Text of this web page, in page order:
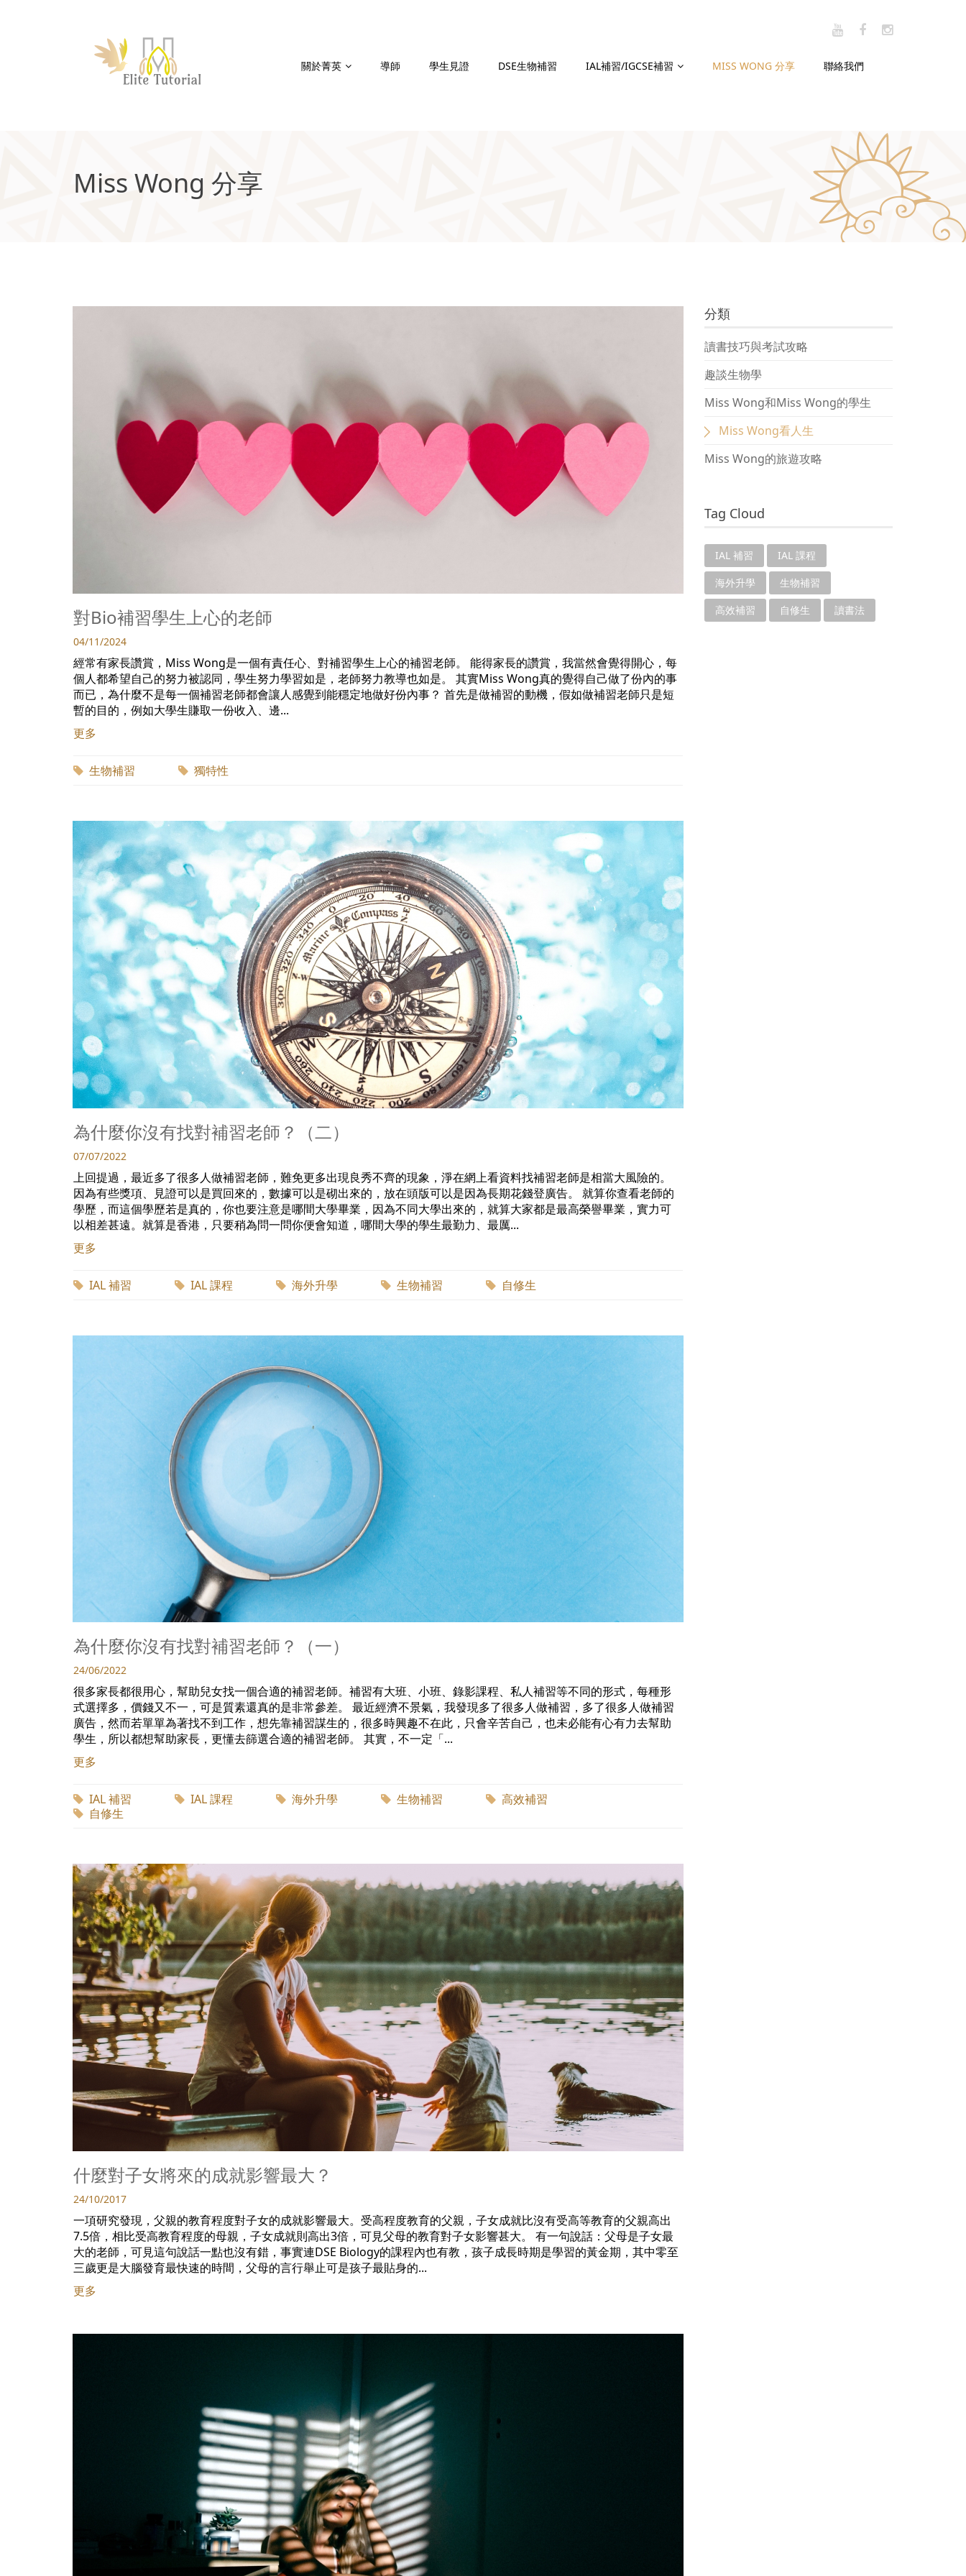
關於菁英 導師 學生見證 DSE生物補習 IAL補習/IGCSE補習 MISS WONG 分享 聯絡我們
Miss Wong 分享
對Bio補習學生上心的老師
04/11/2024
經常有家長讚賞，Miss Wong是一個有責任心、對補習學生上心的補習老師。 能得家長的讚賞，我當然會覺得開心，每
個人都希望自己的努力被認同，學生努力學習如是，老師努力教導也如是。 其實Miss Wong真的覺得自己做了份內的事
而已，為什麼不是每一個補習老師都會讓人感覺到能穩定地做好份內事？ 首先是做補習的動機，假如做補習老師只是短
暫的目的，例如大學生賺取一份收入、邊...
更多
生物補習 獨特性
為什麼你沒有找對補習老師？（二）
07/07/2022
上回提過，最近多了很多人做補習老師，難免更多出現良秀不齊的現象，淨在網上看資料找補習老師是相當大風險的。
因為有些獎項、見證可以是買回來的，數據可以是砌出來的，放在頭版可以是因為長期花錢登廣告。 就算你查看老師的
學歷，而這個學歷若是真的，你也要注意是哪間大學畢業，因為不同大學出來的，就算大家都是最高榮譽畢業，實力可
以相差甚遠。就算是香港，只要稍為問一問你便會知道，哪間大學的學生最勤力、最厲...
更多
IAL 補習 IAL 課程 海外升學 生物補習 自修生
為什麼你沒有找對補習老師？（一）
24/06/2022
很多家長都很用心，幫助兒女找一個合適的補習老師。補習有大班、小班、錄影課程、私人補習等不同的形式，每種形
式選擇多，價錢又不一，可是質素還真的是非常參差。 最近經濟不景氣，我發現多了很多人做補習，多了很多人做補習
廣告，然而若單單為著找不到工作，想先靠補習謀生的，很多時興趣不在此，只會辛苦自己，也未必能有心有力去幫助
學生，所以都想幫助家長，更懂去篩選合適的補習老師。 其實，不一定「...
更多
IAL 補習 IAL 課程 海外升學 生物補習
高效補習
自修生
什麼對子女將來的成就影響最大？
24/10/2017
一項研究發現，父親的教育程度對子女的成就影響最大。受高程度教育的父親，子女成就比沒有受高等教育的父親高出
7.5倍，相比受高教育程度的母親，子女成就則高出3倍，可見父母的教育對子女影響甚大。 有一句說話：父母是子女最
大的老師，可見這句說話一點也沒有錯，事實連DSE Biology的課程內也有教，孩子成長時期是學習的黃金期，其中零至
三歲更是大腦發育最快速的時間，父母的言行舉止可是孩子最貼身的...
更多
分類
讀書技巧與考試攻略
趣談生物學
Miss Wong和Miss Wong的學生
Miss Wong看人生
Miss Wong的旅遊攻略
Tag Cloud
IAL 補習
IAL 課程
海外升學
生物補習
高效補習
自修生 讀書法